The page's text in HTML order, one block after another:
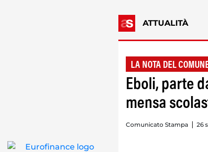
ATTUALITÀ
LA NOTA DEL
Eboli, parte
mensa
Comunicato Stampa 26